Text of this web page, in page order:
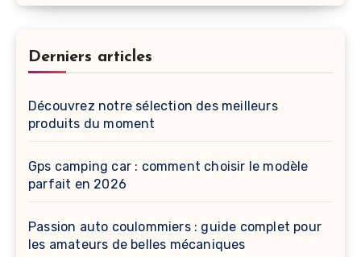
Derniers articles
Découvrez notre sélection des meilleurs
produits du moment
Gps camping car : comment choisir le modèle
parfait en 2026
Passion auto coulommiers : guide complet pour
les amateurs de belles mécaniques